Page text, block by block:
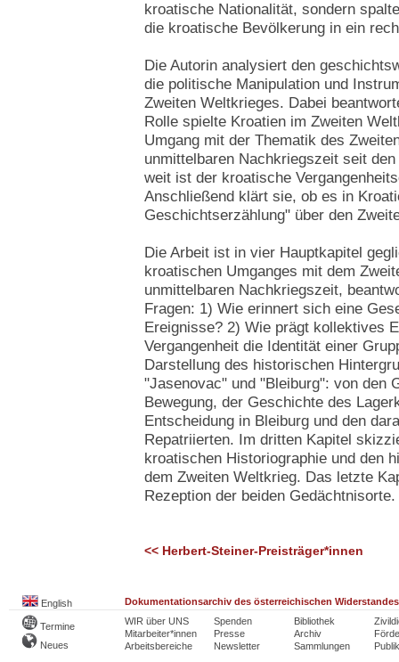
kroatische Nationalität, sondern
die kroatische Bevölkerung in ein
Die Autorin analysiert den
die politische Manipulation und
Zweiten Weltkrieges. Dabei
Rolle spielte Kroatien im Zweiten
Umgang mit der Thematik des
unmittelbaren Nachkriegszeit seit
weit ist der kroatische
Anschließend klärt sie, ob es in
Geschichtserzählung" über den
Die Arbeit ist in vier Hauptkapitel
kroatischen Umganges mit dem
unmittelbaren Nachkriegszeit,
Fragen: 1) Wie erinnert sich eine
Ereignisse? 2) Wie prägt kollektives
Vergangenheit die Identität einer
Darstellung des historischen
"Jasenovac" und "Bleiburg": von den
Bewegung, der Geschichte des
Entscheidung in Bleiburg und den
Repatriierten. Im dritten Kapitel
kroatischen Historiographie und den
dem Zweiten Weltkrieg. Das letzte
Rezeption der beiden Gedächtnisorte.
<< Herbert-Steiner-Preisträger*innen
English Dokumentationsarchiv des österreichischen Widerstandes
Termine
Neues
WIR über UNS
Mitarbeiter*innen
Arbeitsbereiche
Spenden
Presse
Newsletter
Bibliothek
Archiv
Sammlungen